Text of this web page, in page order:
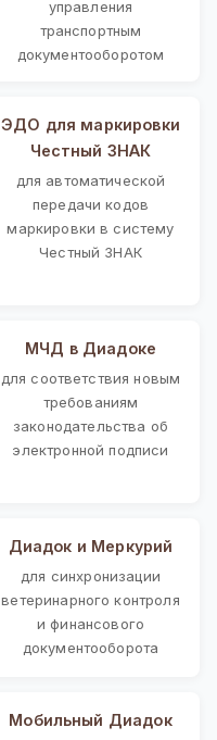
управления
транспортным
документооборотом
ЭДО для маркировки
Честный ЗНАК
для автоматической
передачи кодов
маркировки в систему
Честный ЗНАК
МЧД в Диадоке
для соответствия новым
требованиям
законодательства об
электронной подписи
Диадок и Меркурий
для синхронизации
ветеринарного контроля
и финансового
документооборота
Мобильный Диадок